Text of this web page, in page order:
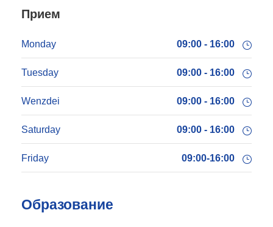
Прием
Monday 09:00 - 16:00
Tuesday 09:00 - 16:00
Wenzdei 09:00 - 16:00
Saturday 09:00 - 16:00
Friday 09:00-16:00
Образование